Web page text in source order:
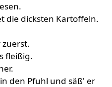
die dicksten Kartoffeln.
zuerst.
fleißig.
den Pfuhl und säß' er